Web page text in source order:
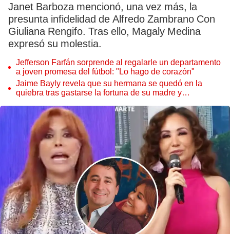
Janet Barboza mencionó, una vez más, la
presunta infidelidad de Alfredo Zambrano Con
Giuliana Rengifo. Tras ello, Magaly Medina
expresó su molestia.
Jefferson Farfán sorprende al regalarle un departamento
a joven promesa del fútbol: "Lo hago de corazón"
Jaime Bayly revela que su hermana se quedó en la
quiebra tras gastarse la fortuna de su madre y